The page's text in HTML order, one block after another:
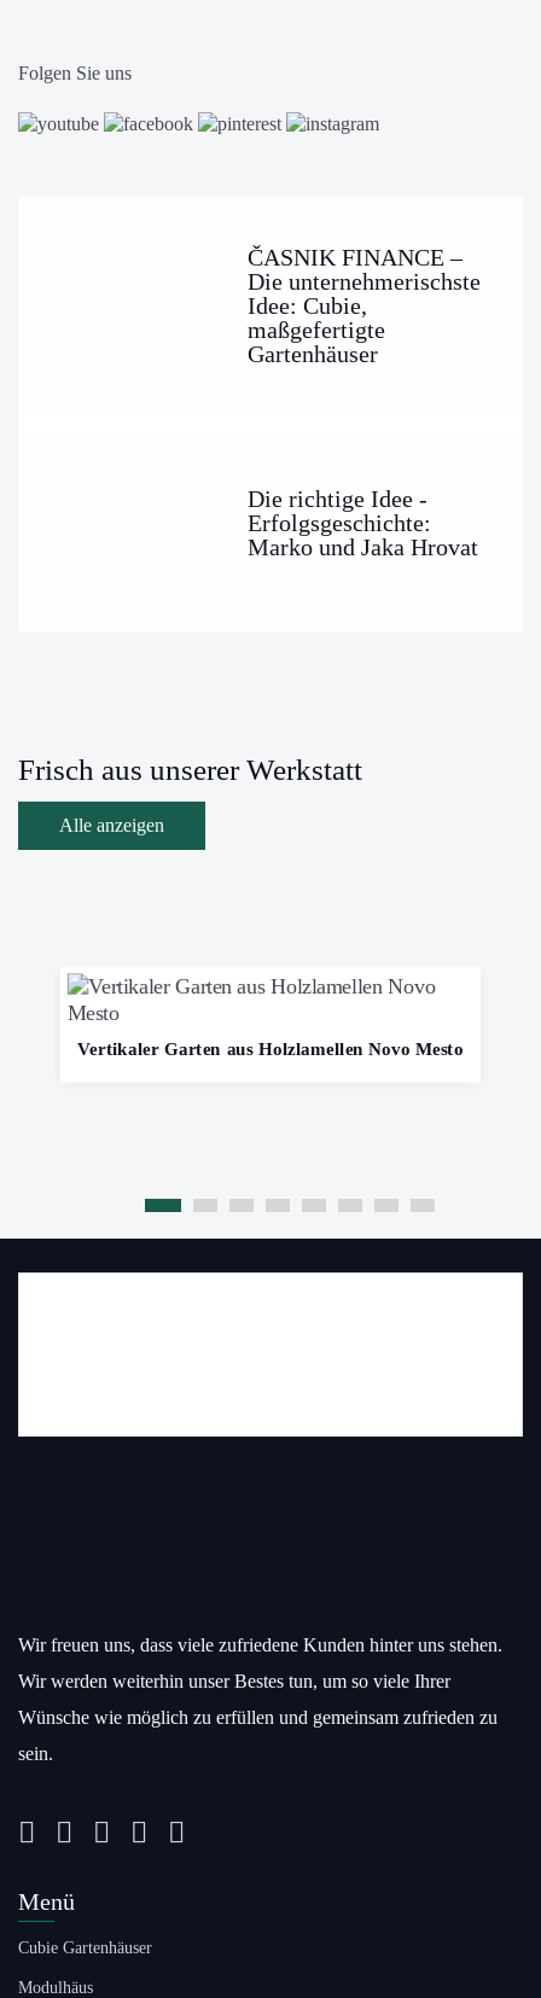
Folgen Sie uns
ČASNIK FINANCE –
Die unternehmerischste
Idee: Cubie,
maßgefertigte
Gartenhäuser
Die richtige Idee -
Erfolgsgeschichte:
Marko und Jaka Hrovat
Frisch aus unserer Werkstatt
Alle anzeigen
Vertikaler Garten aus Holzlamellen Novo Mesto
Wir freuen uns, dass viele zufriedene Kunden hinter uns stehen.
Wir werden weiterhin unser Bestes tun, um so viele Ihrer
Wünsche wie möglich zu erfüllen und gemeinsam zufrieden zu
sein.
Menü
Cubie Gartenhäuser
Modulhäus